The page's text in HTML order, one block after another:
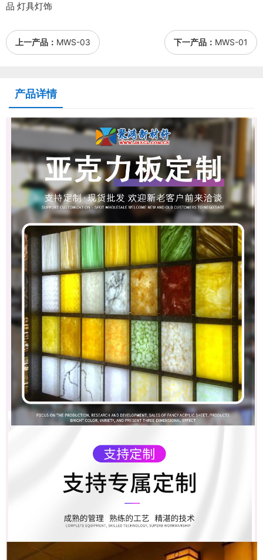
品 灯具灯饰
上一产品： MWS-03 下一产品： MWS-01
产品详情